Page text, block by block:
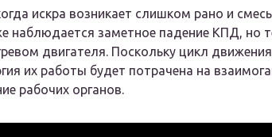
искра возникает слишком рано и смесь
наблюдается заметное падение КПД, но
двигателя. Поскольку цикл
их работы будет потрачена на
рабочих органов.